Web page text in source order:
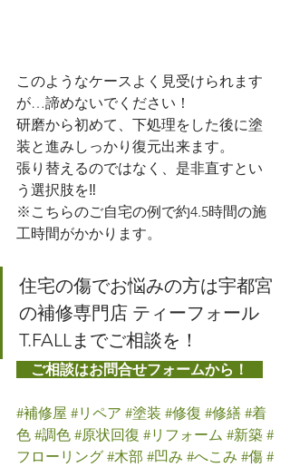
このようなケースよく見受けられます
が…諦めないでください！
研磨から初めて、下処理をした後に塗
装と進みしっかり復元出来ます。
張り替えるのではなく、是非直すとい
う選択肢を‼︎
※こちらのご自宅の例で約4.5時間の施
工時間がかかります。
住宅の傷でお悩みの方は宇都宮
の補修専門店 ティーフォール
T.FALLまでご相談を！
ご相談はお問合せフォームから！
#補修屋 #リペア #塗装 #修復 #修繕 #着
色 #調色 #原状回復 #リフォーム #新築 #
フローリング #木部 #凹み #へこみ #傷 #